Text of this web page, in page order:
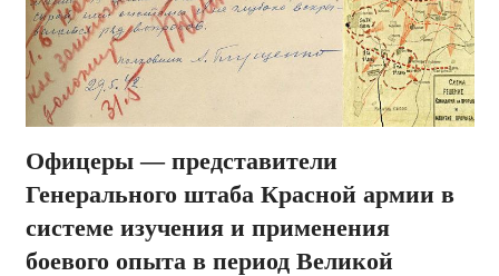
Офицеры — представители
Генерального штаба Красной армии в
системе изучения и применения
боевого опыта в период Великой